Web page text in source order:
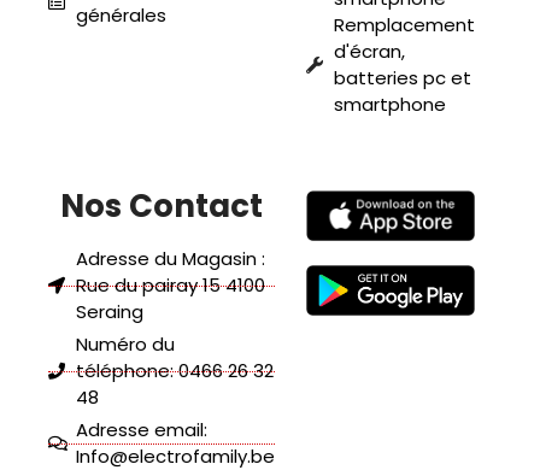
générales
Remplacement
d'écran,
batteries pc et
smartphone
Nos Contact
Adresse du Magasin :
Rue du pairay 15 4100
Seraing
Numéro du
téléphone: 0466 26 32
48
Adresse email:
Info@electrofamily.be